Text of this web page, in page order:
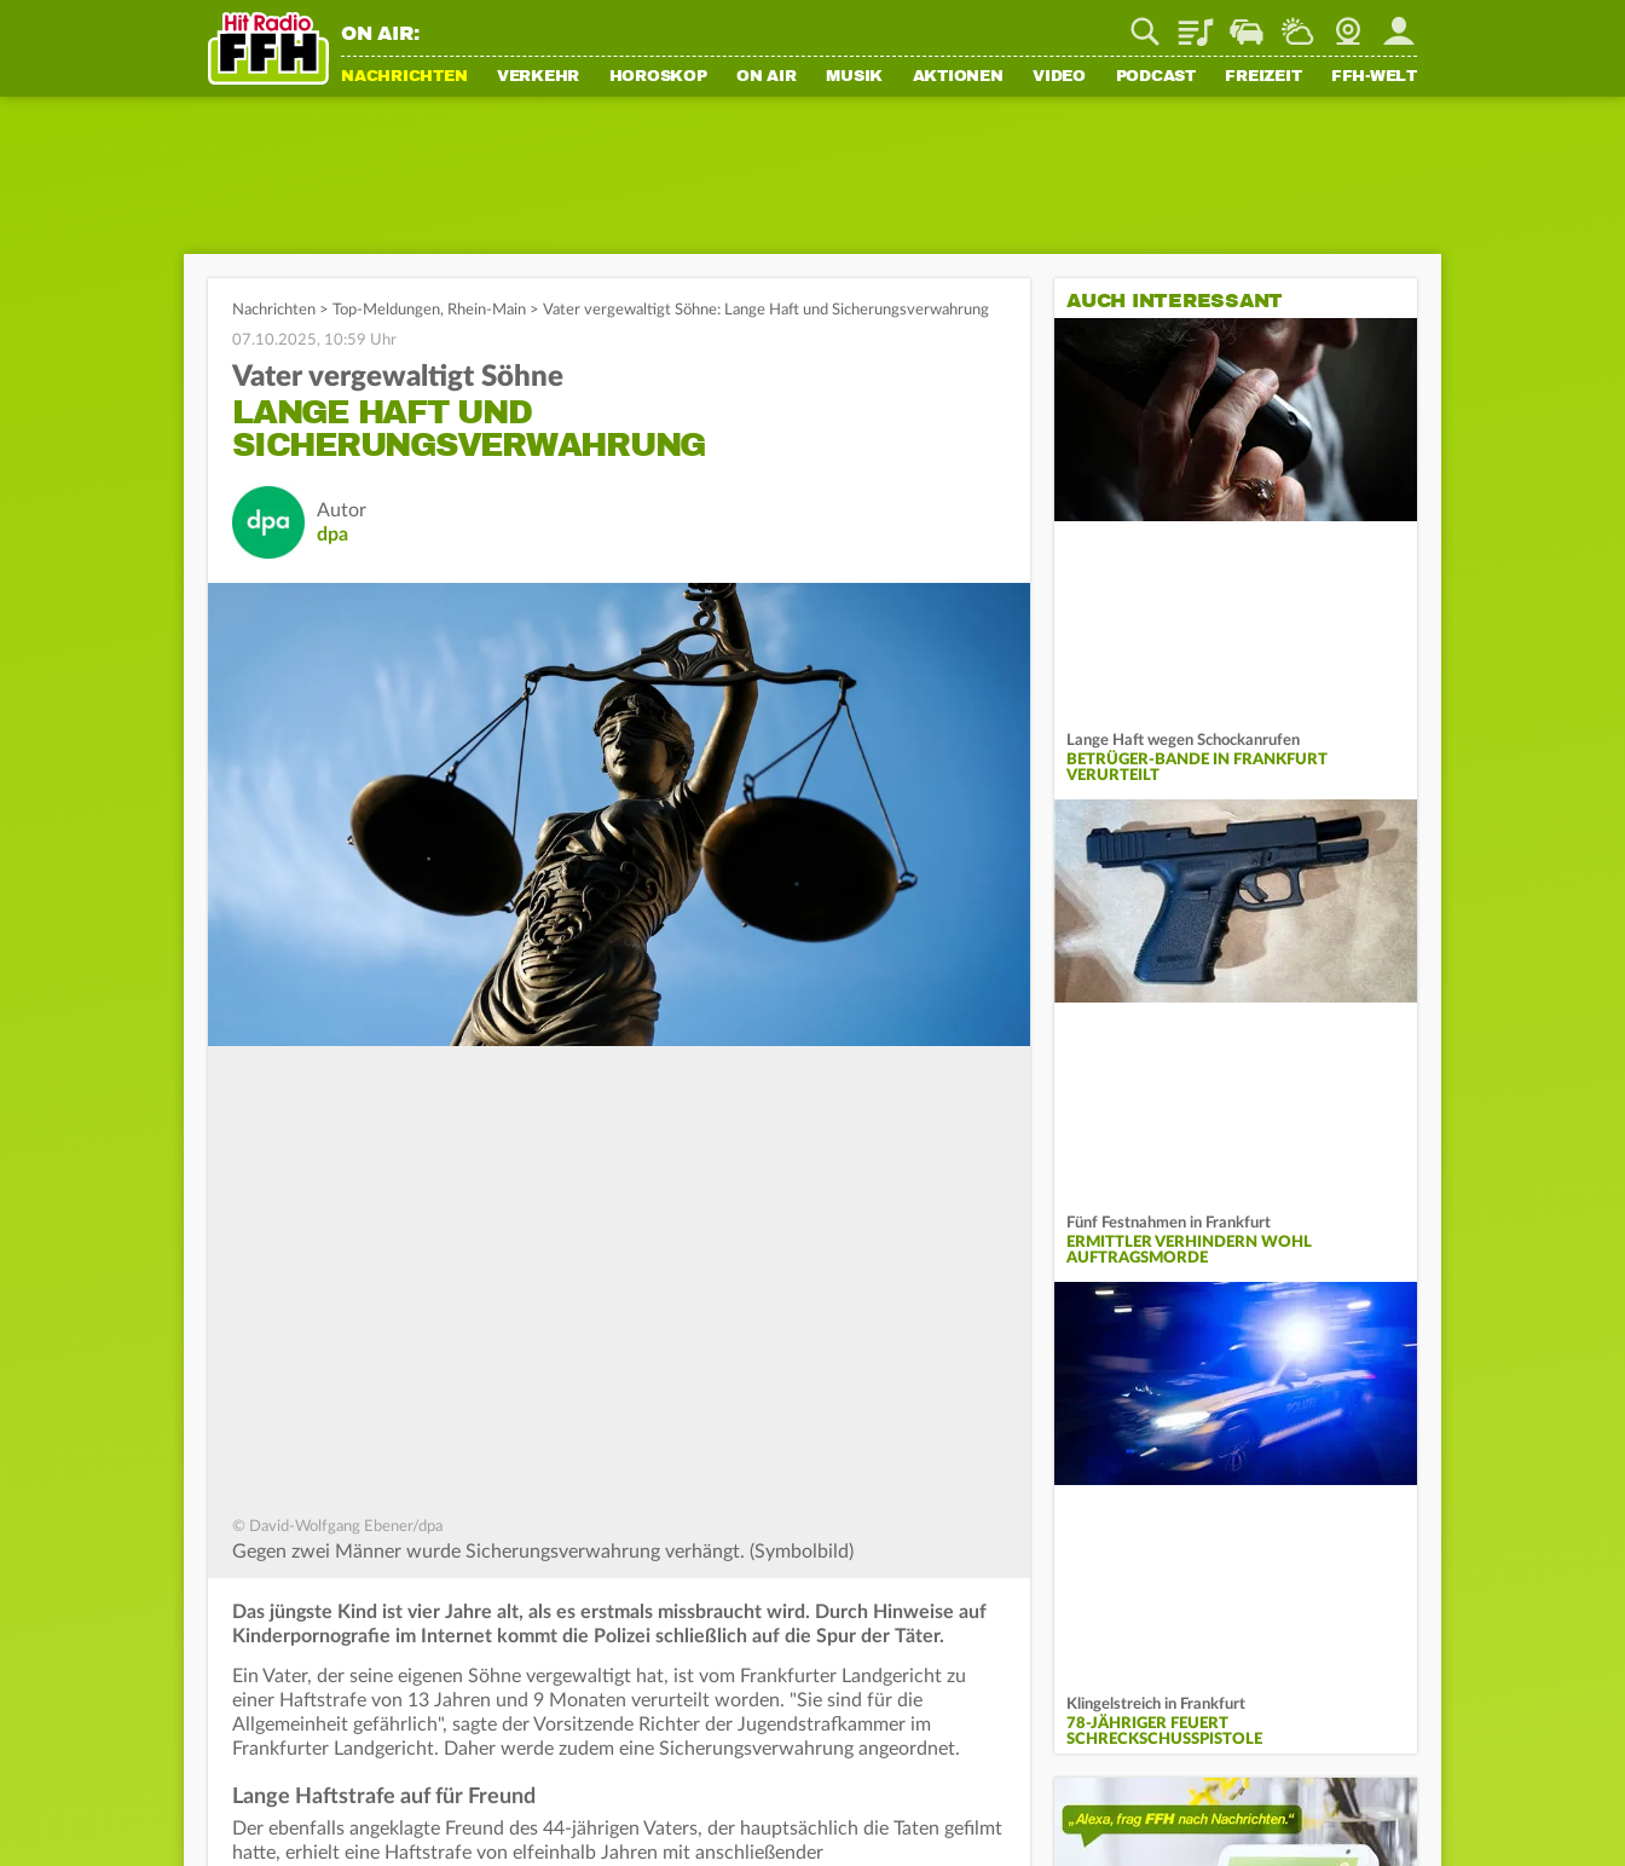
ON AIR: PlaylistStaupilotWetterWebcamMein FFH
NACHRICHTEN VERKEHR HOROSKOP ON AIR MUSIK AKTIONEN VIDEO PODCAST FREIZEIT FFH-WELT
Nachrichten > Top-Meldungen, Rhein-Main > Vater vergewaltigt Söhne: Lange Haft und Sicherungsverwahrung
07.10.2025, 10:59 Uhr
Vater vergewaltigt Söhne
LANGE HAFT UND
SICHERUNGSVERWAHRUNG
Autor
dpa
© David-Wolfgang Ebener/dpa
Gegen zwei Männer wurde Sicherungsverwahrung verhängt. (Symbolbild)
Das jüngste Kind ist vier Jahre alt, als es erstmals missbraucht wird. Durch Hinweise auf
Kinderpornografie im Internet kommt die Polizei schließlich auf die Spur der Täter.
Ein Vater, der seine eigenen Söhne vergewaltigt hat, ist vom Frankfurter Landgericht zu
einer Haftstrafe von 13 Jahren und 9 Monaten verurteilt worden. "Sie sind für die
Allgemeinheit gefährlich", sagte der Vorsitzende Richter der Jugendstrafkammer im
Frankfurter Landgericht. Daher werde zudem eine Sicherungsverwahrung angeordnet.
Lange Haftstrafe auf für Freund
Der ebenfalls angeklagte Freund des 44-jährigen Vaters, der hauptsächlich die Taten gefilmt
hatte, erhielt eine Haftstrafe von elfeinhalb Jahren mit anschließender
AUCH INTERESSANT
Lange Haft wegen Schockanrufen
BETRÜGER-BANDE IN FRANKFURT
VERURTEILT
Fünf Festnahmen in Frankfurt
ERMITTLER VERHINDERN WOHL
AUFTRAGSMORDE
Klingelstreich in Frankfurt
78-JÄHRIGER FEUERT
SCHRECKSCHUSSPISTOLE